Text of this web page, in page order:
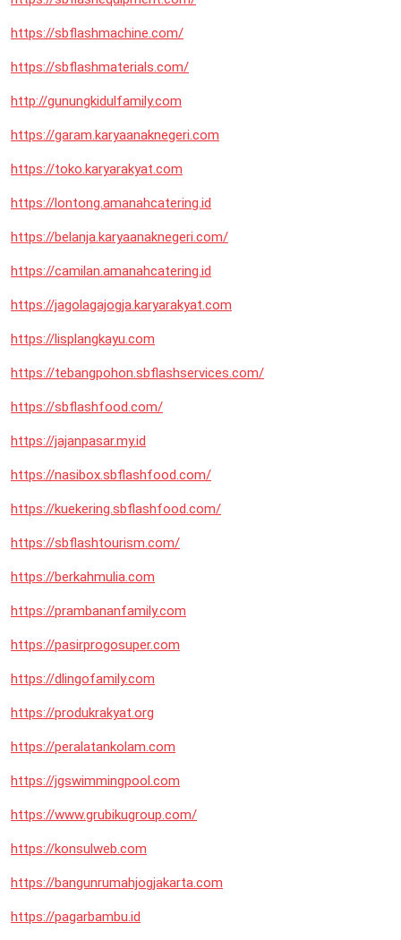
https://sbflashmachine.com/
https://sbflashmaterials.com/
http://gunungkidulfamily.com
https://garam.karyaanaknegeri.com
https://toko.karyarakyat.com
https://lontong.amanahcatering.id
https://belanja.karyaanaknegeri.com/
https://camilan.amanahcatering.id
https://jagolagajogja.karyarakyat.com
https://lisplangkayu.com
https://tebangpohon.sbflashservices.com/
https://sbflashfood.com/
https://jajanpasar.my.id
https://nasibox.sbflashfood.com/
https://kuekering.sbflashfood.com/
https://sbflashtourism.com/
https://berkahmulia.com
https://prambananfamily.com
https://pasirprogosuper.com
https://dlingofamily.com
https://produkrakyat.org
https://peralatankolam.com
https://jgswimmingpool.com
https://www.grubikugroup.com/
https://konsulweb.com
https://bangunrumahjogjakarta.com
https://pagarbambu.id